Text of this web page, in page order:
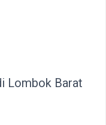
Lombok Barat